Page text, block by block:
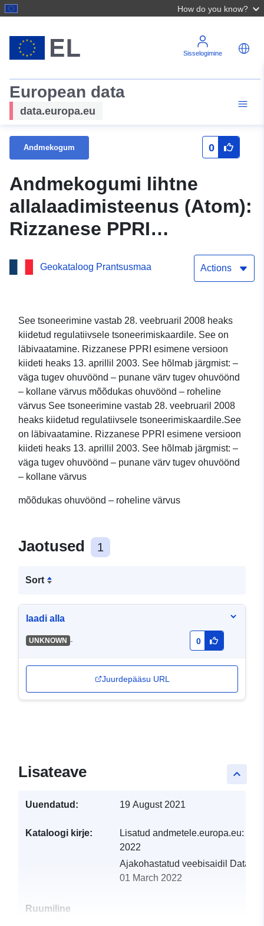
How do you know?
Sisselogimine
European data
data.europa.eu
Andmekogum 0
Andmekogumi lihtne
allalaadimisteenus (Atom):
Rizzanese PPRI
regulatiivne tsoneerimine
Andmekogumi lihtne
Rizzanese PPRI
regulatiivne tsoneerimine
Geokataloog Prantsusmaa Actions
See tsoneerimine vastab 28. veebruaril 2008 heaks
kiidetud regulatiivsele tsoneerimiskaardile. See on
läbivaatamine. Rizzanese PPRI esimene versioon
kiideti heaks 13. aprillil 2003. See hõlmab järgmist: –
väga tugev ohuvöönd – punane värv tugev ohuvöönd
– kollane värvus mõõdukas ohuvöönd – roheline
värvus See tsoneerimine vastab 28. veebruaril 2008
heaks kiidetud regulatiivsele tsoneerimiskaardile.See
on läbivaatamine. Rizzanese PPRI esimene versioon
kiideti heaks 13. aprillil 2003. See hõlmab järgmist: –
väga tugev ohuvöönd – punane värv tugev ohuvöönd
– kollane värvus
mõõdukas ohuvöönd – roheline värvus
Jaotused 1
Sort
laadi alla
UNKNOWN - 0
Juurdepääsu URL
keyboard_arrow_up
Lisateave
Uuendatud: 19 August 2021
Kataloogi kirje: Lisatud andmetele.europa.eu:
2022
Ajakohastatud veebisaidil
01 March 2022
Ruumiline